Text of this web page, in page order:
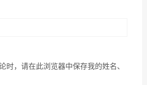
时，请在此浏览器中保存我的姓名、